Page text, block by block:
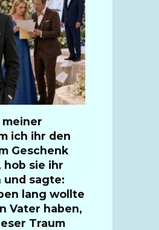
ich ihr den
Geschenk
sie ihr
und sagte:
lang wollte
Vater haben,
Traum